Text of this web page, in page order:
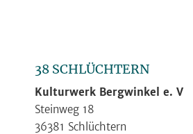
38 SCHLÜCHTERN
Kulturwerk Bergwinkel e. V
Steinweg 18
36381 Schlüchtern